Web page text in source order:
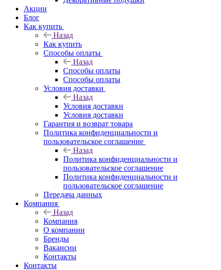
Акции
Блог
Как купить
Назад
Как купить
Способы оплаты
Назад
Способы оплаты
Способы оплаты
Условия доставки
Назад
Условия доставки
Условия доставки
Гарантия и возврат товара
Политика конфиденциальности и
пользовательское соглашение
Назад
Политика конфиденциальности и
пользовательское соглашение
Политика конфиденциальности и
пользовательское соглашение
Передача данных
Компания
Назад
Компания
О компании
Бренды
Вакансии
Контакты
Контакты